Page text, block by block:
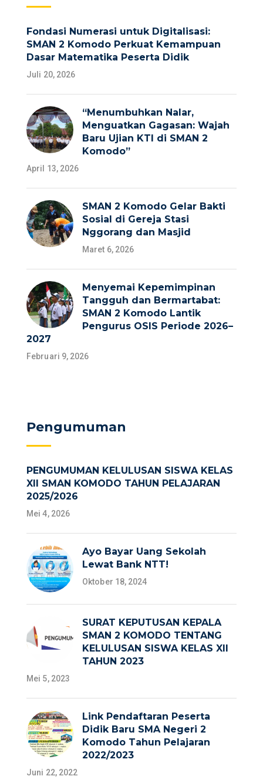
Fondasi Numerasi untuk Digitalisasi:
SMAN 2 Komodo Perkuat Kemampuan
Dasar Matematika Peserta Didik
Juli 20, 2026
“Menumbuhkan Nalar,
Menguatkan Gagasan: Wajah
Baru Ujian KTI di SMAN 2
Komodo”
April 13, 2026
SMAN 2 Komodo Gelar Bakti
Sosial di Gereja Stasi
Nggorang dan Masjid
Maret 6, 2026
Menyemai Kepemimpinan
Tangguh dan Bermartabat:
SMAN 2 Komodo Lantik
Pengurus OSIS Periode 2026–
2027
Februari 9, 2026
Pengumuman
PENGUMUMAN KELULUSAN SISWA KELAS
XII SMAN KOMODO TAHUN PELAJARAN
2025/2026
Mei 4, 2026
Ayo Bayar Uang Sekolah
Lewat Bank NTT!
Oktober 18, 2024
SURAT KEPUTUSAN KEPALA
SMAN 2 KOMODO TENTANG
KELULUSAN SISWA KELAS XII
TAHUN 2023
Mei 5, 2023
Link Pendaftaran Peserta
Didik Baru SMA Negeri 2
Komodo Tahun Pelajaran
2022/2023
Juni 22, 2022